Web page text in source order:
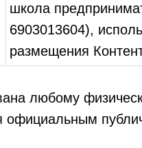
школа
6903013604),
размещения
любому
официальным